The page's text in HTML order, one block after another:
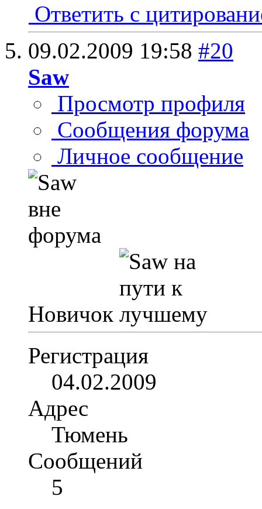
Ответить с
09.02.2009 19:58 #20
Saw
Просмотр профиля
Сообщения форума
Личное сообщение
Новичок
Регистрация
04.02.2009
Адрес
Тюмень
Сообщений
5